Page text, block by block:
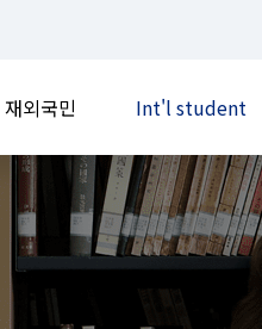
재외국민 Int'l student